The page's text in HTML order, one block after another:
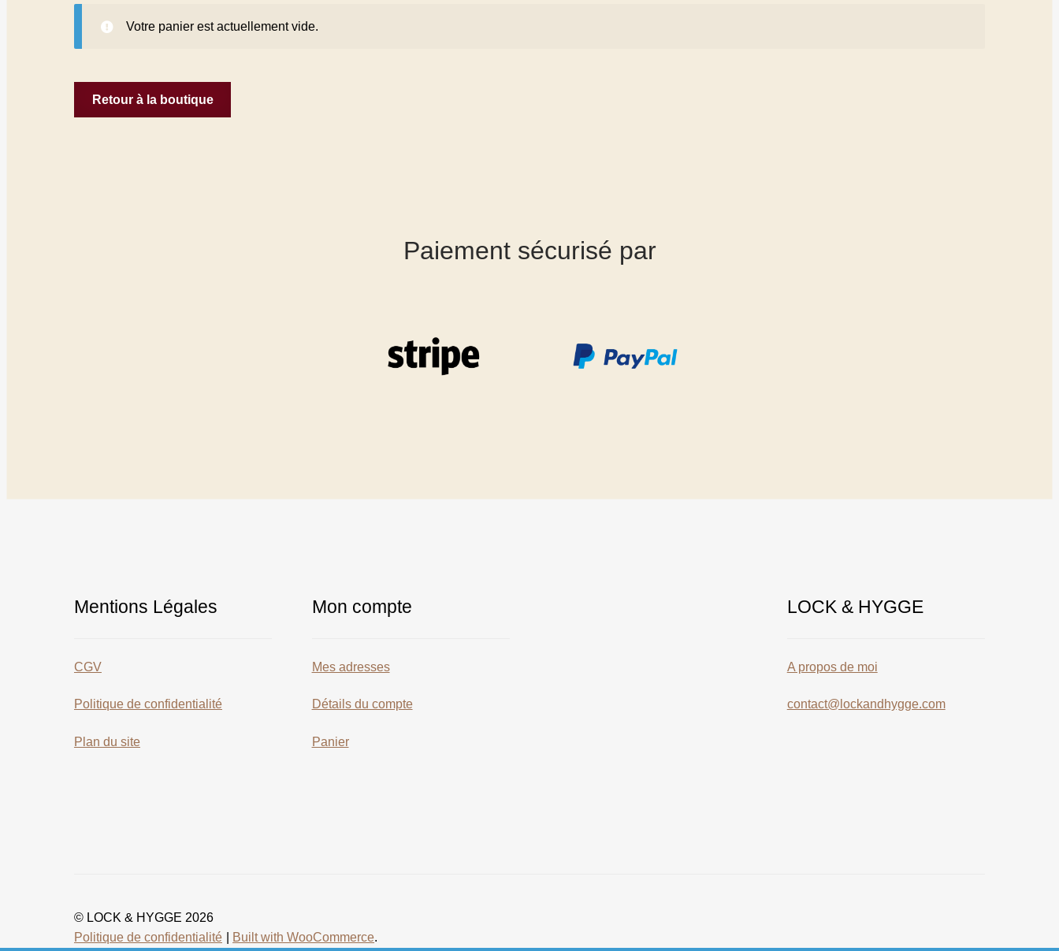
Votre panier est actuellement vide.
Retour à la boutique
Paiement sécurisé par
Mentions Légales
CGV
Politique de confidentialité
Plan du site
Mon compte
Mes adresses
Détails du compte
Panier
LOCK & HYGGE
A propos de moi
contact@lockandhygge.com
© LOCK & HYGGE 2026
Politique de confidentialité
Built with WooCommerce.